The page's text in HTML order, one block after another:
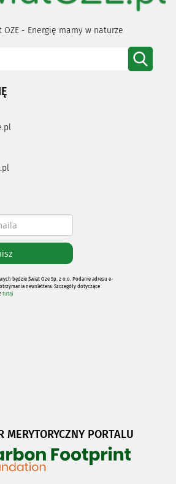
OZE - Energię mamy w naturze
będzie Świat Oze Sp. z o.o. Podanie adresu e-
newslettera. Szczegóły dotyczące
tutaj
MERYTORYCZNY PORTALU